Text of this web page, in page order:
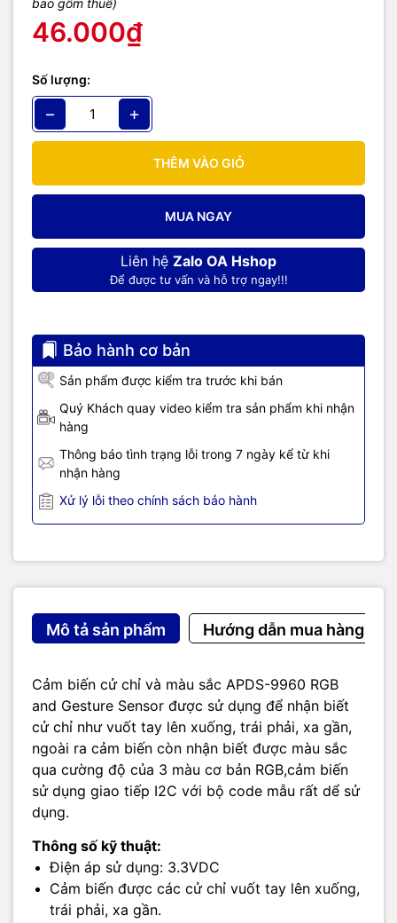
46.000₫
Số lượng:
− +
THÊM VÀO GIỎ
MUA NGAY
Liên hệ Zalo OA Hshop
Để được tư vấn và hỗ trợ ngay!!!
Bảo hành cơ bản
Sản phẩm được kiểm tra trước khi bán
Quý Khách quay video kiểm tra sản phẩm khi nhận
hàng
Thông báo tình trạng lỗi trong 7 ngày kể từ khi
nhận hàng
Xử lý lỗi theo chính sách bảo hành
Mô tả sản phẩm Hướng dẫn mua hàng
Cảm biến cử chỉ và màu sắc APDS-9960 RGB
and Gesture Sensor được sử dụng để nhận biết
cử chỉ như vuốt tay lên xuống, trái phải, xa gần,
ngoài ra cảm biến còn nhận biết được màu sắc
qua cường độ của 3 màu cơ bản RGB,cảm biến
sử dụng giao tiếp I2C với bộ code mẫu rất dể sử
dụng.
Thông số kỹ thuật:
Điện áp sử dụng: 3.3VDC
Cảm biến được các cử chỉ vuốt tay lên xuống,
trái phải, xa gần.